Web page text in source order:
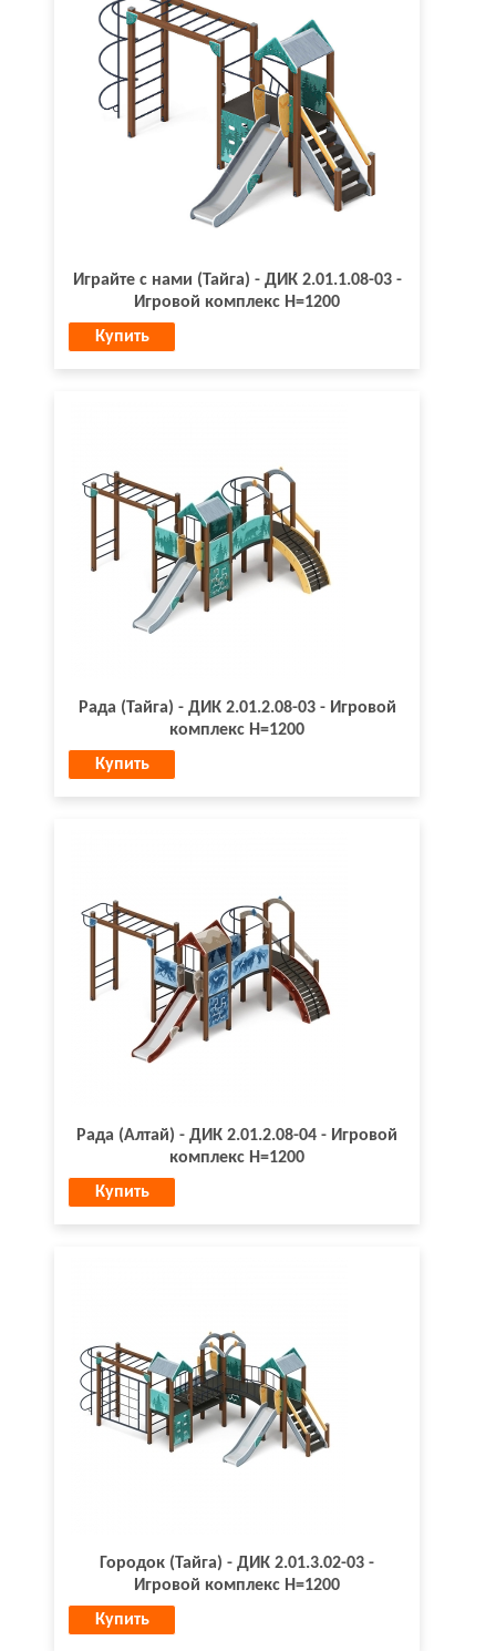
Играйте с нами (Тайга) - ДИК 2.01.1.08-03 -
Игровой комплекс H=1200
Купить
Рада (Тайга) - ДИК 2.01.2.08-03 - Игровой
комплекс H=1200
Купить
Рада (Алтай) - ДИК 2.01.2.08-04 - Игровой
комплекс H=1200
Купить
Городок (Тайга) - ДИК 2.01.3.02-03 -
Игровой комплекс H=1200
Купить